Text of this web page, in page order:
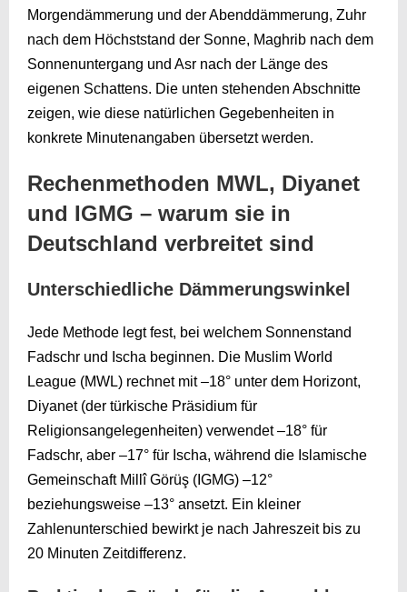
Morgendämmerung und der Abenddämmerung, Zuhr
nach dem Höchststand der Sonne, Maghrib nach dem
Sonnenuntergang und Asr nach der Länge des
eigenen Schattens. Die unten stehenden Abschnitte
zeigen, wie diese natürlichen Gegebenheiten in
konkrete Minutenangaben übersetzt werden.
Rechenmethoden MWL, Diyanet
und IGMG – warum sie in
Deutschland verbreitet sind
Unterschiedliche Dämmerungswinkel
Jede Methode legt fest, bei welchem Sonnenstand
Fadschr und Ischa beginnen. Die Muslim World
League (MWL) rechnet mit –18° unter dem Horizont,
Diyanet (der türkische Präsidium für
Religionsangelegenheiten) verwendet –18° für
Fadschr, aber –17° für Ischa, während die Islamische
Gemeinschaft Millî Görüş (IGMG) –12°
beziehungsweise –13° ansetzt. Ein kleiner
Zahlenunterschied bewirkt je nach Jahreszeit bis zu
20 Minuten Zeitdifferenz.